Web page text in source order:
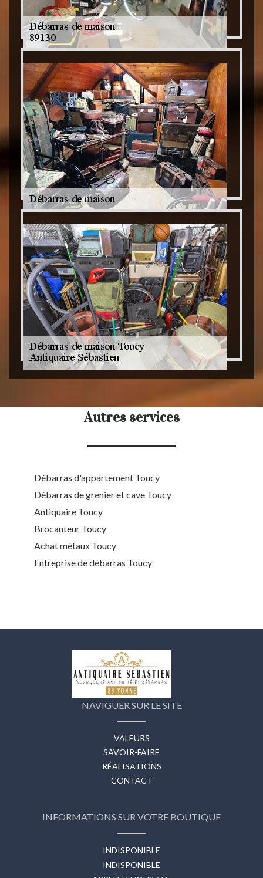
Autres services
Débarras d'appartement Toucy
Débarras de grenier et cave Toucy
Antiquaire Toucy
Brocanteur Toucy
Achat métaux Toucy
Entreprise de débarras Toucy
NAVIGUER SUR LE SITE
VALEURS
SAVOIR-FAIRE
RÉALISATIONS
CONTACT
INFORMATIONS SUR VOTRE BOUTIQUE
INDISPONIBLE
INDISPONIBLE